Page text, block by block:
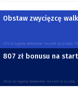
Obstaw zwycięzcę
STS to legalny bukmacher. Hazard to ryzyko.
807 zł bonusu na
eToto to legalny bukmacher. Hazard to ryzyko.